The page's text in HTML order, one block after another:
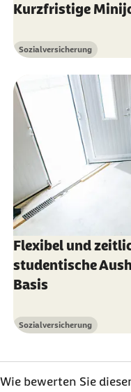
Kurzfristige
Kategorie
Sozialversicherung
Flexibel und
studentische
Basis
Kategorie
Sozialversicherung
Wie bewerten Sie